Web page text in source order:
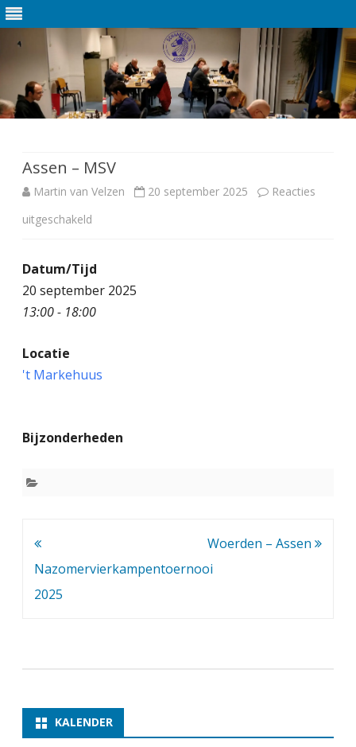
Assen – MSV
Martin van Velzen 20 september 2025
Reacties
uitgeschakeld
o
n
Datum/Tijd
20 september 2025
13:00 - 18:00
Locatie
't Markehuus
Bijzonderheden
Bericht
navigatie
Nazomervierkampentoernooi
2025
Woerden – Assen
KALENDER